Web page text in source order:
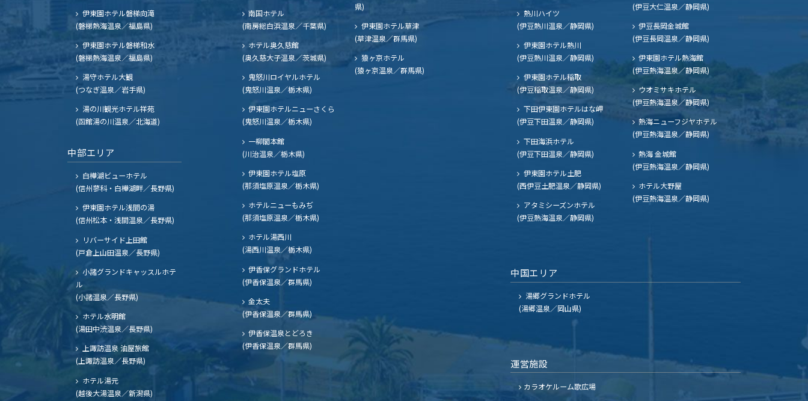
伊東園ホテル磐梯向滝
(磐梯熱海温泉／福島県)
伊東園ホテル磐梯和水
(磐梯熱海温泉／福島県)
湯守ホテル大観
(つなぎ温泉／岩手県)
湯の川観光ホテル祥苑
(函館湯の川温泉／北海道)
中部エリア
白樺湖ビューホテル
(信州蓼科・白樺湖畔／長野県)
伊東園ホテル浅間の湯
(信州松本・浅間温泉／長野県)
リバーサイド上田館
(戸倉上山田温泉／長野県)
小諸グランドキャッスルホテ
ル
(小諸温泉／長野県)
ホテル水明館
(湯田中渋温泉／長野県)
上諏訪温泉 油屋旅館
(上諏訪温泉／長野県)
ホテル湯元
(越後大湯温泉／新潟県)
南国ホテル
(南房総白浜温泉／千葉県)
ホテル奥久慈館
(奥久慈大子温泉／茨城県)
鬼怒川ロイヤルホテル
(鬼怒川温泉／栃木県)
伊東園ホテルニューさくら
(鬼怒川温泉／栃木県)
一柳閣本館
(川治温泉／栃木県)
伊東園ホテル塩原
(那須塩原温泉／栃木県)
ホテルニューもみぢ
(那須塩原温泉／栃木県)
ホテル湯西川
(湯西川温泉／栃木県)
伊香保グランドホテル
(伊香保温泉／群馬県)
金太夫
(伊香保温泉／群馬県)
伊香保温泉とどろき
(伊香保温泉／群馬県)
県)
伊東園ホテル草津
(草津温泉／群馬県)
猿ヶ京ホテル
(猿ヶ京温泉／群馬県)
熱川ハイツ
(伊豆熱川温泉／静岡県)
伊東園ホテル熱川
(伊豆熱川温泉／静岡県)
伊東園ホテル稲取
(伊豆稲取温泉／静岡県)
下田伊東園ホテルはな岬
(伊豆下田温泉／静岡県)
下田海浜ホテル
(伊豆下田温泉／静岡県)
伊東園ホテル土肥
(西伊豆土肥温泉／静岡県)
(伊豆大仁温泉／静岡県)
伊豆長岡金城館
(伊豆長岡温泉／静岡県)
伊東園ホテル熱海館
(伊豆熱海温泉／静岡県)
ウオミサキホテル
(伊豆熱海温泉／静岡県)
熱海ニューフジヤホテル
(伊豆熱海温泉／静岡県)
熱海 金城館
(伊豆熱海温泉／静岡県)
ホテル大野屋
(伊豆熱海温泉／静岡県)
アタミシーズンホテル
(伊豆熱海温泉／静岡県)
中国エリア
湯郷グランドホテル
(湯郷温泉／岡山県)
運営施設
カラオケルーム歌広場